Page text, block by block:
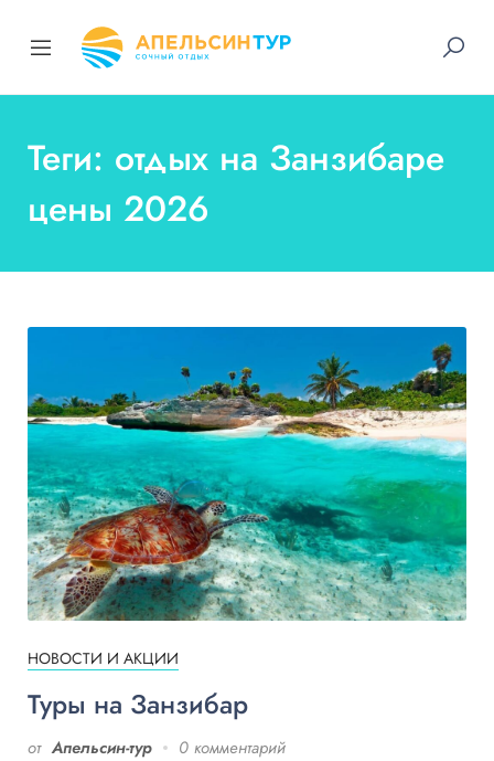
Теги: отдых на Занзибаре
цены 2026
НОВОСТИ И АКЦИИ
Туры на Занзибар
от Апельсин-тур 0 комментарий